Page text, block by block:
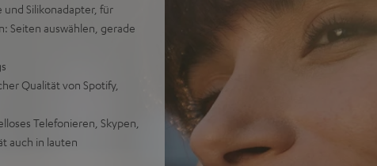
und Silikonadapter, für
Seiten auswählen, gerade
Qualität von Spotify,
Telefonieren, Skypen,
auch in lauten